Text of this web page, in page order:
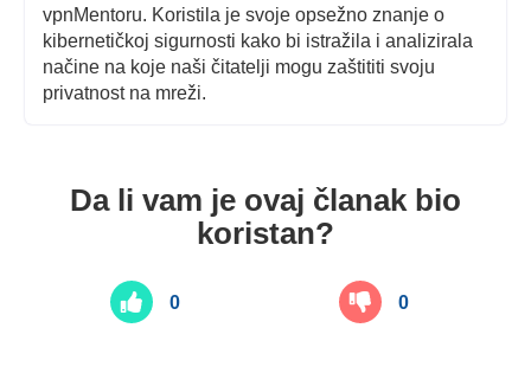
vpnMentoru. Koristila je svoje opsežno znanje o
kibernetičkoj sigurnosti kako bi istražila i analizirala
načine na koje naši čitatelji mogu zaštititi svoju
privatnost na mreži.
Da li vam je ovaj članak bio
koristan?
0 0